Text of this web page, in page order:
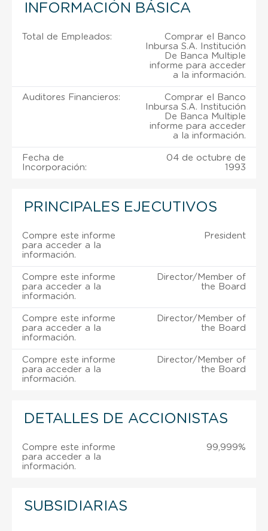
INFORMACIÓN BÁSICA
Total de Empleados:
Comprar el Banco
Inbursa S.A. Institución
De Banca Multiple
informe para acceder
a la información.
Auditores Financieros:
Comprar el Banco
Inbursa S.A. Institución
De Banca Multiple
informe para acceder
a la información.
Fecha de
Incorporación:
04 de octubre de
1993
PRINCIPALES EJECUTIVOS
Compre este informe
para acceder a la
información.
President
Compre este informe
para acceder a la
información.
Director/Member of
the Board
Compre este informe
para acceder a la
información.
Director/Member of
the Board
Compre este informe
para acceder a la
información.
Director/Member of
the Board
DETALLES DE ACCIONISTAS
Compre este informe
para acceder a la
información.
99,999%
SUBSIDIARIAS